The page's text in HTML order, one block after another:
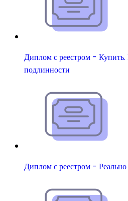
Диплом с реестром - Купить.
подлинности
Диплом с реестром -